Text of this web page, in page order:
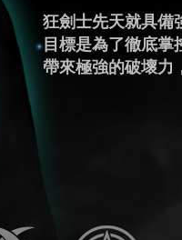
狂劍士先天就具備
目標是為了徹底
帶來極強的破壞力
雙劍士追求精湛的
高的敏捷特性在
亂敵人視線，讓敵
盾劍士渴望極強的
嘗試將魔力運用
式。成為擁有絕對
魔劍士在一次次研
式，每次攻擊帶
量，因此在培養訓
角鬥士有著與生俱
發自身的戰鬥能
甲重量，他們需要
魔導師是掌握著魔
心所欲地操控體
化為毀滅性的魔法
弓箭手起源於魔導
他們最大的優勢
靈活的身手和卓越
銃槍手繼承了賢者
態，訓練著重於
保持冷靜，以精準
咒術師行為舉止透
形成強大的禁忌力
暗魔法，對敵人造
在。